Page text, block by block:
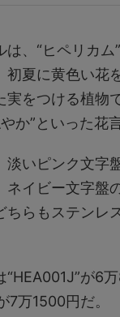
は、“ヒペリカム
初夏に黄色い花
実をつける植物
か”といった花
淡いピンク文字
ネイビー文字盤
ちらもステンレ
“HEA001J”が6
7万1500円だ。